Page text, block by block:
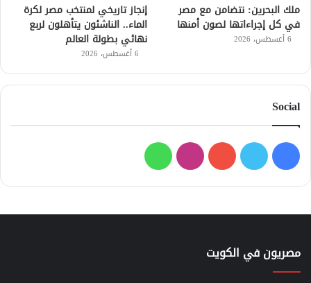
ملك البحرين: نتضامن مع مصر
في كل إجراءاتها لصون أمنها
6 أغسطس، 2026
إنجاز تاريخي لمنتخب مصر لكرة
الماء.. الناشئون يتأهلون لربع
نهائي بطولة العالم
6 أغسطس، 2026
Social
فيسبوك
تويتر يوتيوبانستقرامواتساب
مصريون في الكويت